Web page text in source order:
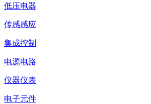
低压电器
传感感应
集成控制
电源电路
仪器仪表
电子元件